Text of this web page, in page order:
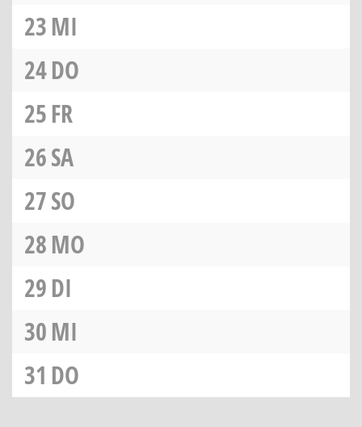
23MI
24DO
25FR
26SA
27SO
28MO
29DI
30MI
31 DO